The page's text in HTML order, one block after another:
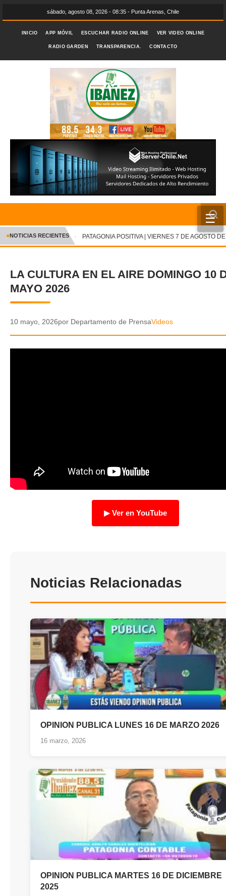
sábado, agosto 08, 2026 - 08:35 - Punta Arenas, Chile
INICIO APP MÓVIL ESCUCHAR RADIO ONLINE VER VIDEO ONLINE
RADIO GARDEN TRANSPARENCIA. CONTACTO
☰
INICIO
CRÓNICA
DEPORTES
POLICIAL
✕
●NOTICIAS RECIENTES PATAGONIA POSITIVA | VIERNES 7 DE AGOSTO DE
LA CULTURA EN EL AIRE DOMINGO 10
MAYO 2026
10 mayo, 2026por Departamento de PrensaVideos
▶ Ver en YouTube
Noticias Relacionadas
OPINION PUBLICA LUNES 16 DE MARZO 2026
16 marzo, 2026
OPINION PUBLICA MARTES 16 DE DICIEMBRE
2025